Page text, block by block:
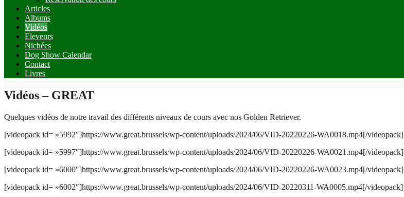
Articles
Albums
Vidéos
Eleveurs
Nichées
Dog Show Calendar
Contact
Livres
Vidéos – GREAT
Quelques vidéos de notre travail des différents niveaux de cours avec nos Golden Retriever.
[videopack id= »5992″]https://www.great.brussels/wp-content/uploads/2024/06/VID-20220226-WA0018.mp4[/videopack]
[videopack id= »5997″]https://www.great.brussels/wp-content/uploads/2024/06/VID-20220226-WA0021.mp4[/videopack]
[videopack id= »6000″]https://www.great.brussels/wp-content/uploads/2024/06/VID-20220226-WA0023.mp4[/videopack]
[videopack id= »6002″]https://www.great.brussels/wp-content/uploads/2024/06/VID-20220311-WA0005.mp4[/videopack]